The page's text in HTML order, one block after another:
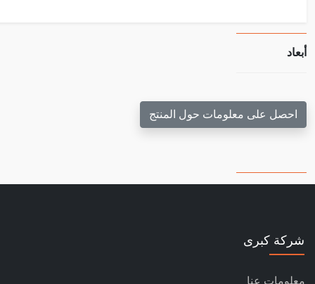
أبعاد
احصل على معلومات حول المنتج
شركة كبرى
معلومات عنا